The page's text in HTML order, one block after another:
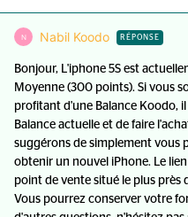
N Nabil Koodo RÉPONSE
Bonjour, L'iphone 5S est
Moyenne (300 points). Si vous
profitant d'une Balance Koodo,
Balance actuelle et de faire
suggérons de simplement vous
obtenir un nouvel iPhone. Le
point de vente situé le plus près
Vous pourrez conserver votre